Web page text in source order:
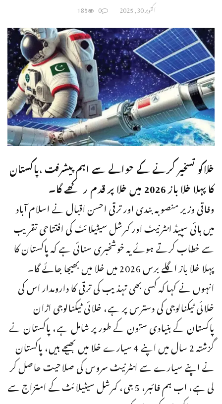
اکتوبر 30, 2025 0
185
خلاکو تسخیر کرنے کے حوالے سے اہم پیشرفت ،پاکستان
کا پہلا خلا باز 2026 میں خلا پر قدم رکھے گا۔
وفاقی وزیر منصوبہ بندی اور ترقی احسن اقبال نے اسلام آباد
میں ہائی سپیڈ انٹرنیٹ اور کمرشل سیٹیلائٹ کی افتتاحی تقریب
سے خطاب کرتے ہوئے یہ خوشخبری سنائی ہے کہ پاکستان کا
پہلا خلا باز اگلے برس 2026 میں خلا میں بھیجا جائے گا۔
انہوں نے کہا کہ کسی بھی تہذیب کی ترقی کا دارومدار اس کی
خلائی ٹیکنالوجی کی دسترس پر ہے، خلائی ٹیکنالوجی اڑان
پاکستان کے بنیادی ستون کے طور پر شامل ہے، پاکستان نے
گزشتہ 2 سال میں اپنے 4 سیارے خلا میں بھیجے ہیں، پاکستان
نے اپنے سیارے سے انٹرنیٹ سروس کی صلاحیت حاصل کر
لی ہے، اب ہم فائبر، 5 جی، کمرشل سیٹیلائٹ کے امتزاج سے